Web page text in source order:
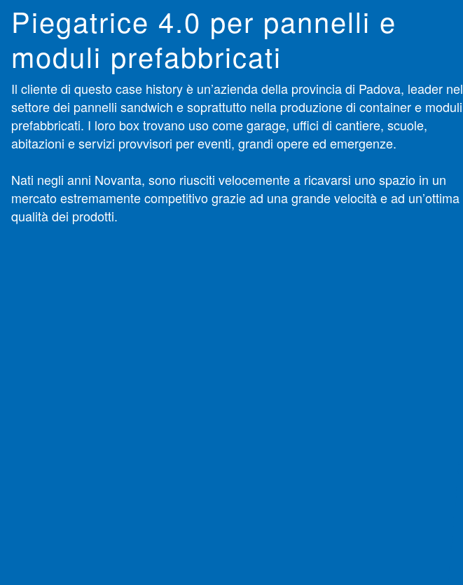
Piegatrice 4.0 per pannelli e
moduli prefabbricati
Il cliente di questo case history è un’azienda della provincia di Padova, leader nel
settore dei pannelli sandwich e soprattutto nella produzione di container e moduli
prefabbricati. I loro box trovano uso come garage, uffici di cantiere, scuole,
abitazioni e servizi provvisori per eventi, grandi opere ed emergenze.
Nati negli anni Novanta, sono riusciti velocemente a ricavarsi uno spazio in un
mercato estremamente competitivo grazie ad una grande velocità e ad un’ottima
qualità dei prodotti.